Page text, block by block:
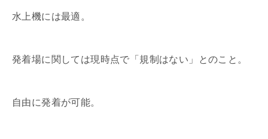
水上機には最適。
発着場に関しては現時点で「規制はない」とのこと。
自由に発着が可能。